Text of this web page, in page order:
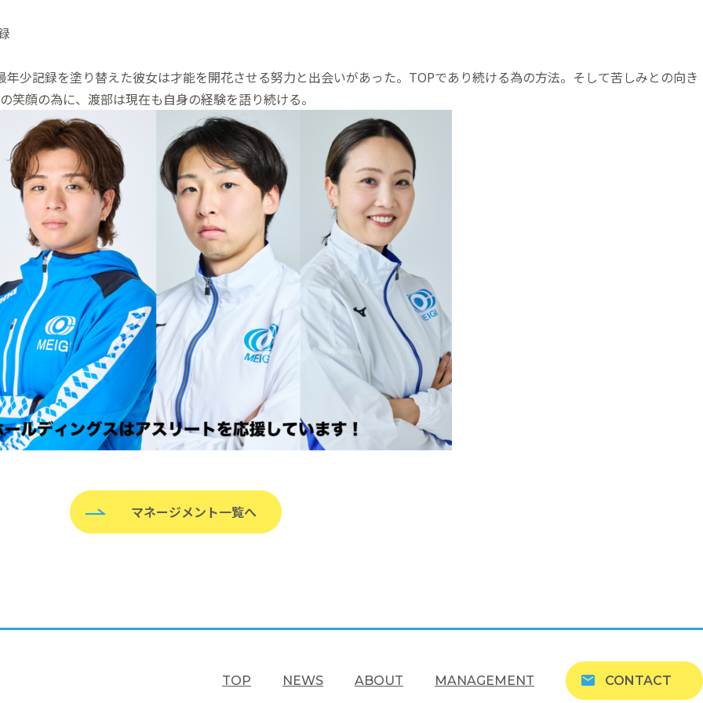
少記録を塗り替えた彼女は才能を開花させる努力と出会いがあった。TOPであり続ける為の方法。そして苦しみとの向き
顔の為に、渡部は現在も自身の経験を語り続ける。
マネージメント一覧へ
TOP NEWS ABOUT MANAGEMENT CONTACT